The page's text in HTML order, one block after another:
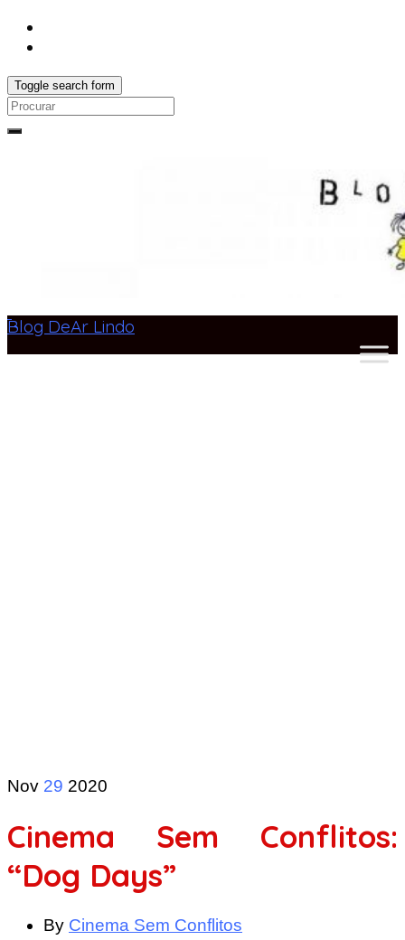
Toggle search form
Search
Blog DeAr Lindo
Nov 29 2020
Cinema Sem Conflitos:
“Dog Days”
By Cinema Sem Conflitos